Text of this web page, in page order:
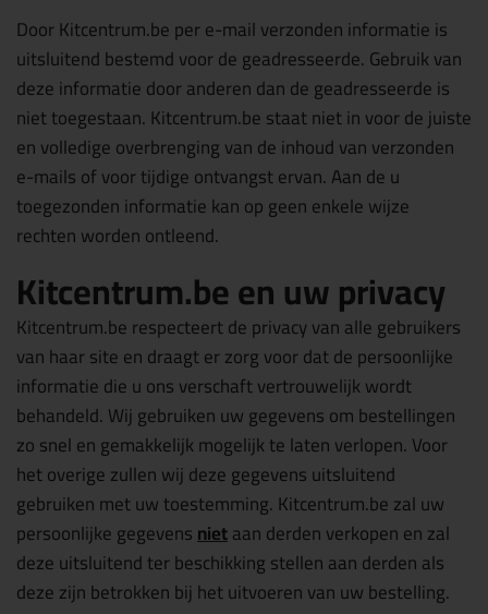
Door Kitcentrum.be per e-mail verzonden informatie is
uitsluitend bestemd voor de geadresseerde. Gebruik van
deze informatie door anderen dan de geadresseerde is
niet toegestaan. Kitcentrum.be staat niet in voor de juiste
en volledige overbrenging van de inhoud van verzonden
e-mails of voor tijdige ontvangst ervan. Aan de u
toegezonden informatie kan op geen enkele wijze
rechten worden ontleend.
Kitcentrum.be en uw privacy
Kitcentrum.be respecteert de privacy van alle gebruikers
van haar site en draagt er zorg voor dat de persoonlijke
informatie die u ons verschaft vertrouwelijk wordt
behandeld. Wij gebruiken uw gegevens om bestellingen
zo snel en gemakkelijk mogelijk te laten verlopen. Voor
het overige zullen wij deze gegevens uitsluitend
gebruiken met uw toestemming. Kitcentrum.be zal uw
persoonlijke gegevensnietaan derden verkopen en zal
deze uitsluitend ter beschikking stellen aan derden als
deze zijn betrokken bij het uitvoeren van uw bestelling.